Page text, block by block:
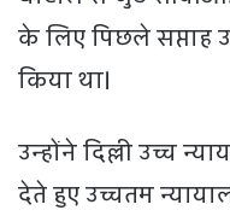
के लिए पिछले सप्ताह
किया था।
उन्होंने दिल्ली उच्च
देते हुए उच्चतम